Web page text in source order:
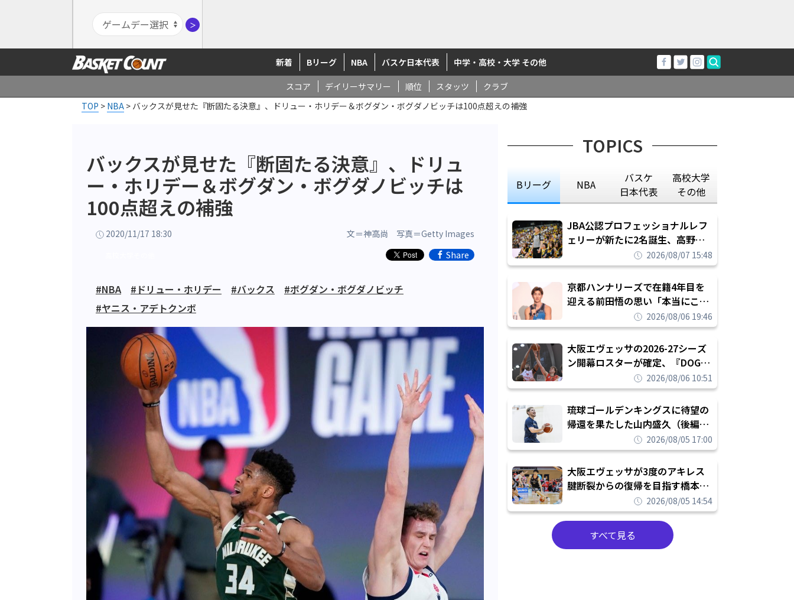
＞
新着 Bリーグ NBA バスケ日本代表 中学・高校・大学 その他
スコア デイリーサマリー 順位 スタッツ
クラブ
TOP > NBA > バックスが見せた『断固たる決意』、ドリュー・ホリデー＆ボグダン・ボグダノビッチは100点超えの補強
バックスが見せた『断固たる決意』、ドリュ
ー・ホリデー＆ボグダン・ボグダノビッチは
100点超えの補強
2020/11/17 18:30 文＝神高尚 写真＝Getty Images
Share
#NBA #ドリュー・ホリデー #バックス
#ボグダン・ボグダノビッチ
#ヤニス・アデトクンボ
TOPICS
Bリーグ NBA
バスケ
日本代表
高校大学
その他
JBA公認プロフェッショナルレフ
ェリーが新たに2名誕生、高野晃
平は16年間続けた会社員生活に別
れを告げてプロ転向を決断
2026/08/07 15:48
京都ハンナリーズで在籍4年目を
迎える前田悟の思い「本当にこの
チームで勝ちたい、負けたまま舐
められたまま終わりたくない」
2026/08/06 19:46
大阪エヴェッサの2026-27シーズ
ン開幕ロスターが確定、『DOG
FIGHT』のチームカルチャーを推
し進めて結果を求めるシーズンへ
2026/08/06 10:51
琉球ゴールデンキングスに待望の
帰還を果たした山内盛久（後編）
「1人のウチナーンチュとしてみ
んなが誇りに思えるチームにして
いく」
2026/08/05 17:00
大阪エヴェッサが3度のアキレス
腱断裂からの復帰を目指す橋本拓
哉と契約を締結「もう一度コート
に立ちたい」
2026/08/05 14:54
すべて見る